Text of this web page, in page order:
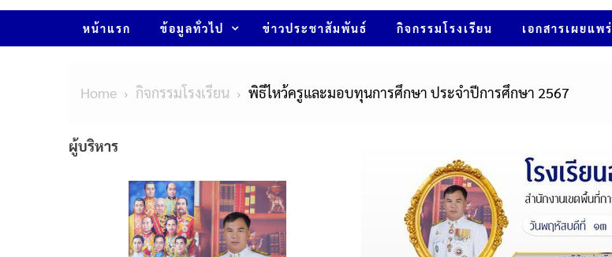
หน้าแรก ข้อมูลทั่วไป ข่าวประชาสัมพันธ์ กิจกรรมโรงเรียน เอกสารเผยแพร่
Home กิจกรรมโรงเรียน พิธีไหว้ครูและมอบทุนการศึกษา ประจำปีการศึกษา 2567
ผู้บริหาร